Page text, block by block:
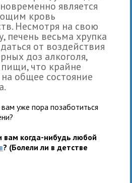
является
кровь
Несмотря на свою
печень весьма хрупка
от воздействия
доз алкоголя,
что крайне
общее состояние
уже пора позаботиться
вам когда-нибудь любой
? (Болели ли в детстве